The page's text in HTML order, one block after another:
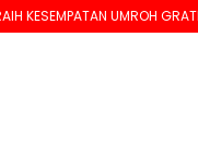
UMROH GRATIS BERKALI-KALI!